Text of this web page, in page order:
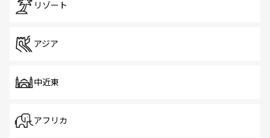
リゾート
アジア
中近東
アフリカ